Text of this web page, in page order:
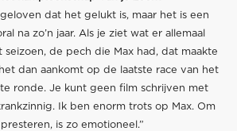
dat het gelukt is, maar het is een
na zo’n jaar. Als je ziet wat er allemaal
de pech die Max had, dat maakte
dan aankomt op de laatste race van het
ronde. Je kunt geen film schrijven met
Ik ben enorm trots op Max. Om
is zo emotioneel.”